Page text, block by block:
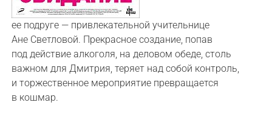
ее подруге — привлекательной учительнице
Ане Светловой. Прекрасное создание, попав
под действие алкоголя, на деловом обеде, столь
важном для Дмитрия, теряет над собой контроль,
и торжественное мероприятие превращается
в кошмар.